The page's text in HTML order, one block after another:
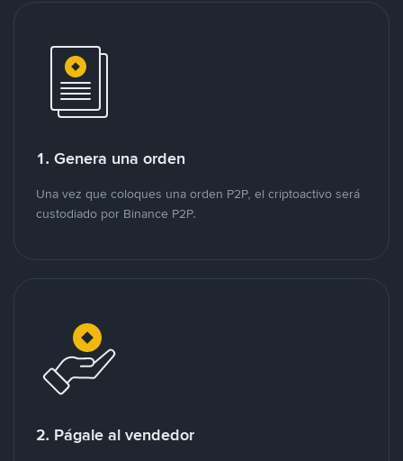
1. Genera una orden
Una vez que coloques una orden P2P, el criptoactivo será
custodiado por Binance P2P.
2. Págale al vendedor